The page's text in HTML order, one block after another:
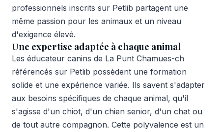
professionnels inscrits sur Petlib partagent une
même passion pour les animaux et un niveau
d'exigence élevé.
Une expertise adaptée à chaque animal
Les éducateur canins de La Punt Chamues-ch
référencés sur Petlib possèdent une formation
solide et une expérience variée. Ils savent s'adapter
aux besoins spécifiques de chaque animal, qu'il
s'agisse d'un chiot, d'un chien senior, d'un chat ou
de tout autre compagnon. Cette polyvalence est un